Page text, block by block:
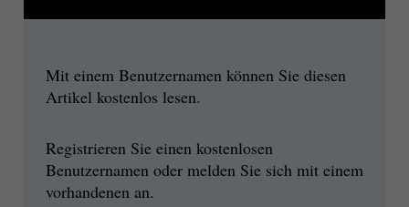
Mit einem Benutzernamen können Sie diesen
Artikel kostenlos lesen.
Registrieren Sie einen kostenlosen
Benutzernamen oder melden Sie sich mit einem
vorhandenen an.